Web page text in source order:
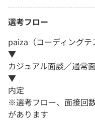
選考フロー
paiza（コーディングテ
▼
カジュアル面談／通常
▼
内定
※選考フロー、面接回
があります